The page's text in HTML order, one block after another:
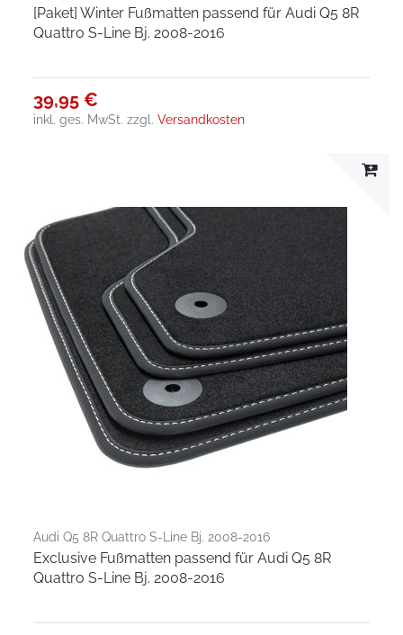
[Paket] Winter Fußmatten passend für Audi Q5 8R
Quattro S-Line Bj. 2008-2016
39,95 €
inkl. ges. MwSt. zzgl.Versandkosten
Audi Q5 8R Quattro S-Line Bj. 2008-2016
Exclusive Fußmatten passend für Audi Q5 8R
Quattro S-Line Bj. 2008-2016